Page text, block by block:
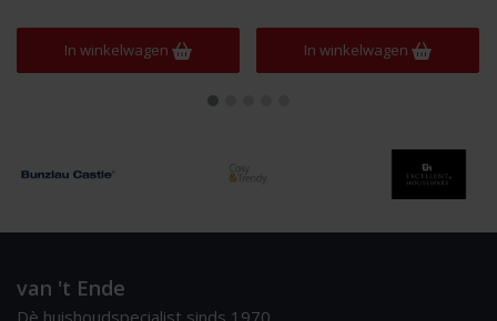
In winkelwagen In winkelwagen
van 't Ende
Dè huishoudspecialist sinds 1970